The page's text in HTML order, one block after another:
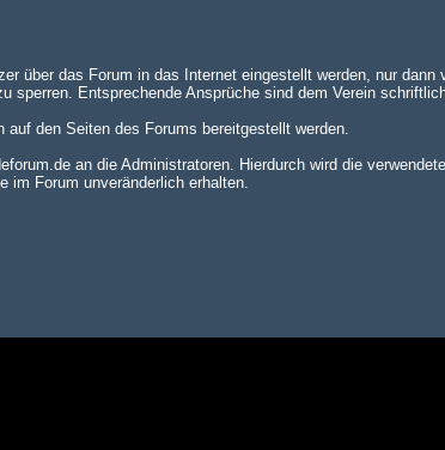
über das Forum in das Internet eingestellt werden, nur dann
Entsprechende Ansprüche sind dem Verein
den Seiten des Forums bereitgestellt werden.
an die Administratoren. Hierdurch wird die
im Forum unveränderlich erhalten.